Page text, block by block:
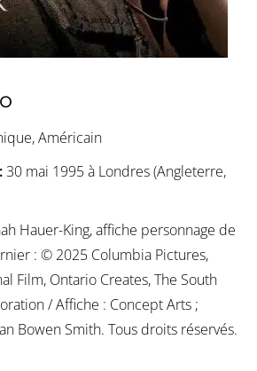
Américain
30 mai 1995 à Londres (Angleterre,
Hauer-King, affiche personnage de
: © 2025 Columbia Pictures,
Film, Ontario Creates, The South
/ Affiche : Concept Arts ;
Bowen Smith. Tous droits réservés.